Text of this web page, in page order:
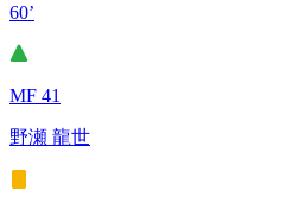
60’
MF 41
野瀬 龍世